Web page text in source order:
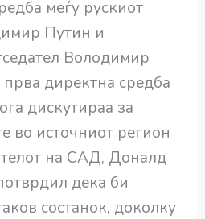
меѓу рускиот
Путин и
Володимир
директна средба
дискутираа за
во источниот регион
на САД, Доналд
дека би
состанок, доколку